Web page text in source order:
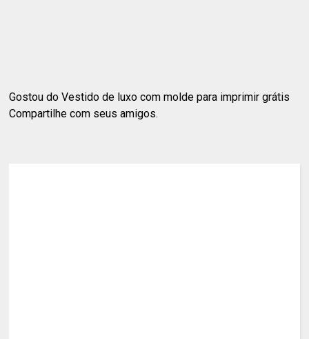
Gostou do Vestido de luxo com molde para imprimir grátis
Compartilhe com seus amigos.